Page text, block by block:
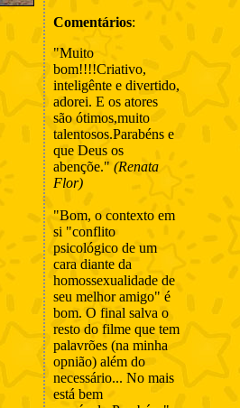
Comentários:
"Muito
bom!!!!Criativo,
inteligênte e divertido,
adorei. E os atores
são ótimos,muito
talentosos.Parabéns e
que Deus os
abençõe." (Renata
Flor)
"Bom, o contexto em
si "conflito
psicológico de um
cara diante da
homossexualidade de
seu melhor amigo" é
bom. O final salva o
resto do filme que tem
palavrões (na minha
opnião) além do
necessário... No mais
está bem